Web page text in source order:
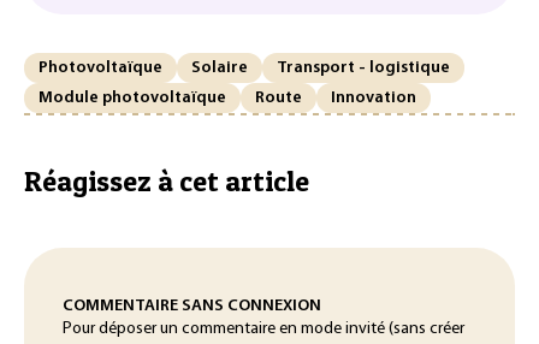
Photovoltaïque Solaire
Transport - logistique
Module photovoltaïque
Route Innovation
Réagissez à cet article
COMMENTAIRE SANS CONNEXION
Pour déposer un commentaire en mode invité (sans créer